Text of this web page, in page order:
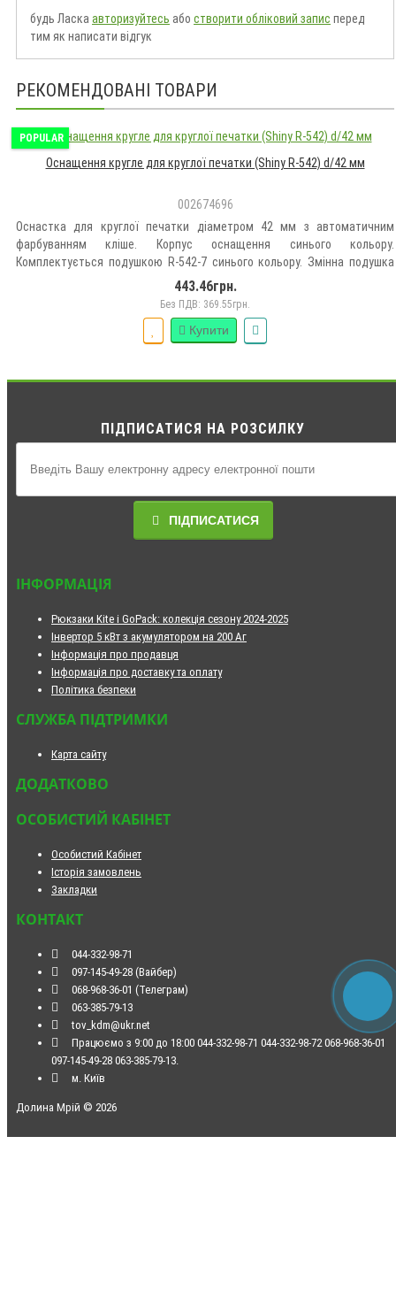
будь Ласка авторизуйтесь або створити обліковий запис перед
тим як написати відгук
РЕКОМЕНДОВАНІ ТОВАРИ
POPULAR
Оснащення кругле для круглої печатки (Shiny R-542) d/42 мм
002674696
Оснастка для круглої печатки діаметром 42 мм з автоматичним
фарбуванням кліше. Корпус оснащення синього кольору.
Комплектується подушкою R-542-7 синього кольору. Змінна подушка
буває синього, фіолетового, чорного, червоного, зеленого кольорів і
443.46грн.
Без ПДВ: 369.55грн.
Купити
ПІДПИСАТИСЯ НА РОЗСИЛКУ
ПІДПИСАТИСЯ
ІНФОРМАЦІЯ
Рюкзаки Kite і GoPack: колекція сезону 2024-2025
Інвертор 5 кВт з акумулятором на 200 Аг
Інформація про продавця
Інформація про доставку та оплату
Політика безпеки
СЛУЖБА ПІДТРИМКИ
Карта сайту
ДОДАТКОВО
ОСОБИСТИЙ КАБІНЕТ
Особистий Кабінет
Історія замовлень
Закладки
КОНТАКТ
044-332-98-71
097-145-49-28 (Вайбер)
068-968-36-01 (Телеграм)
063-385-79-13
tov_kdm@ukr.net
Працюємо з 9:00 до 18:00 044-332-98-71 044-332-98-72 068-968-36-01
097-145-49-28 063-385-79-13.
м. Київ
Долина Мрій © 2026